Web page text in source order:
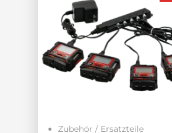
Zubehör / Ersatzteile